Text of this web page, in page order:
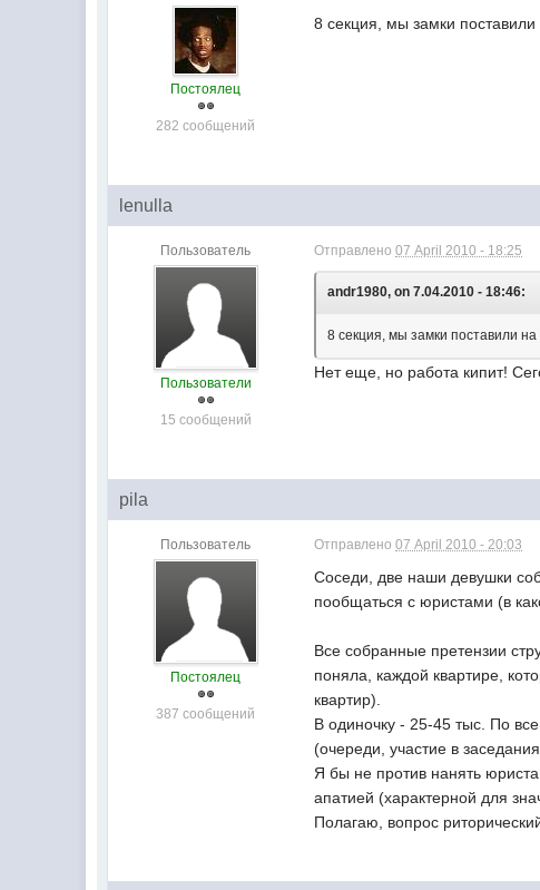
Постоялец
282 сообщений
8 секция, мы замки
lenulla
Пользователь
Пользователи
15 сообщений
Отправлено07 April 2010 - 18:25
andr1980, on 7.04.2010 - 18:46:
8 секция, мы замки поставили
Нет еще, но работа кипит!
pila
Пользователь
Постоялец
387 сообщений
Отправлено07 April 2010 - 20:03
Соседи, две наши девушки
пообщаться с юристами (в
Все собранные претензии
поняла, каждой квартире,
квартир).
В одиночку - 25-45 тыс. По
(очереди, участие в
Я бы не против нанять
апатией (характерной для
Полагаю, вопрос